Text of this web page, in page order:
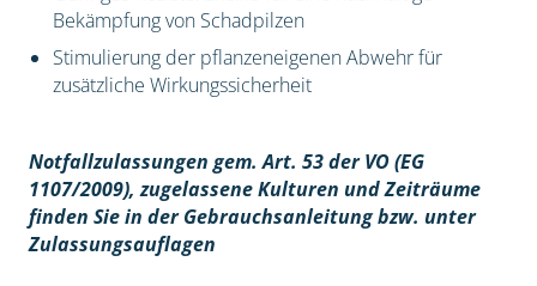
Bekämpfung von Schadpilzen
Stimulierung der pflanzeneigenen Abwehr für
zusätzliche Wirkungssicherheit
Notfallzulassungen gem. Art. 53 der VO (EG
1107/2009), zugelassene Kulturen und Zeiträume
finden Sie in der Gebrauchsanleitung bzw. unter
Zulassungsauflagen